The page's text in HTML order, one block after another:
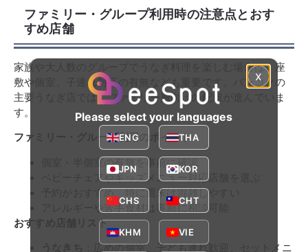
ファミリー・グループ利用時の注意点とおす
すめ店舗
家族や大人数のグループでうなぎ料理を楽しむ場合は、座
敷や個室、子連れ対応の有無なども重要です。バンコクの
主要うなぎ店では、ファミリー層向けの配慮が進んでいま
す。
ファミリー・グループ利用のポイント
個室・半個室の有無を事前に確認
ベビーチェアやキッズメニュー対応店舗を選ぶ
予約がおすすめ、特に週末は混雑しやすい
アレルギーや苦手食材は事前に相談可能
おすすめ店舗リスト
：広めの個室、子ども連れ歓迎、セットメニ
x
Please select your languages
ENG THA
JPN KOR
CHS CHT
KHM VIE